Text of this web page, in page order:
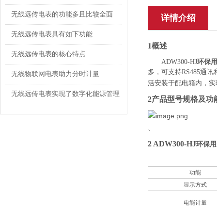
无线远传电表的功能多且比较全面
无线远传电表具有如下功能
无线远传电表的核心特点
无线物联网电表助力分时计量
无线远传电表实现了数字化能源管理
详情介绍
1概述
ADW300-HJ环保
多，可支持RS485通讯
活安装于配电箱内，
2产品型号规格及功
2 ADW300-HJ环保
功能
显示方式
电能计量